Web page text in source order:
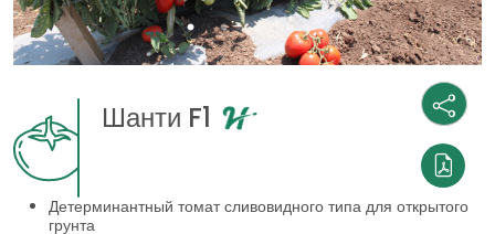
Шанти F1
Детерминантный томат сливовидного типа для открытого
грунта